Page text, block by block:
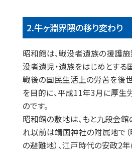
2.牛ヶ淵界隈の移り変わり
昭和館は、戦没者遺族の援護施
没者遺児・遺族をはじめとする
戦後の国民生活上の労苦を後
を目的に、平成11年3月に厚生
のです。
昭和館の敷地は、もと九段会館
れ以前は靖国神社の附属地で
の避難地）、江戸時代の安政2